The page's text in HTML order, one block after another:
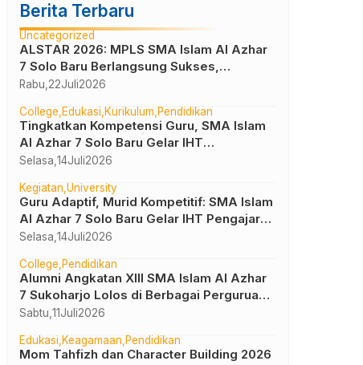
Berita Terbaru
Uncategorized
ALSTAR 2026: MPLS SMA Islam Al Azhar
7 Solo Baru Berlangsung Sukses,
Wujudkan Awal Perjalanan Peserta Didik
Rabu, 22Juli2026
College Edukasi Kurikulum Pendidikan
Tingkatkan Kompetensi Guru, SMA Islam
Al Azhar 7 Solo Baru Gelar IHT
Pembelajaran Bilingual
Selasa, 14Juli2026
Kegiatan University
Guru Adaptif, Murid Kompetitif: SMA Islam
Al Azhar 7 Solo Baru Gelar IHT Pengajar
UTBK 2026
Selasa, 14Juli2026
College Pendidikan
Alumni Angkatan XIII SMA Islam Al Azhar
7 Sukoharjo Lolos di Berbagai Perguruan
Tinggi Negeri dan Luar Negeri
Sabtu, 11Juli2026
Edukasi Keagamaan Pendidikan
Mom Tahfizh dan Character Building 2026